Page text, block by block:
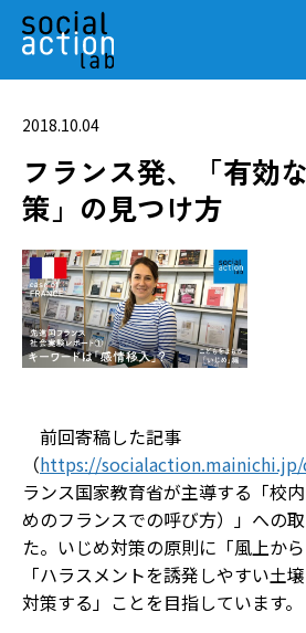
2018.10.04
フランス発、「有効
策」の見つけ方
前回寄稿した記事
（https://socialaction.mainichi.jp/
ランス国家教育省が主導する「校
めのフランスでの呼び方）」への
た。いじめ対策の原則に「風上から
「ハラスメントを誘発しやすい土
対策する」ことを目指しています。